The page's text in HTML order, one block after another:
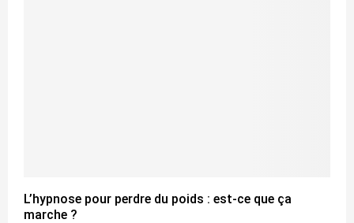
L’hypnose pour perdre du poids : est-ce que ça
marche ?